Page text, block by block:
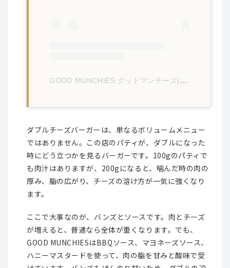
GOOD MUNCHIES グッドマンチーズ(@goodmunchies.jp)がシェアした投稿
ダブルチーズバーガーは、単なるボリュームメニュー
ではありません。この店のパティが、ダブルになった
時にどう立つかを見るバーガーです。100gのパティで
も肉汁はありますが、200gになると、噛んだ時の肉の
厚み、脂の広がり、チーズの溶け方が一気に強くなり
ます。
ここで大事なのが、バンズとソースです。肉とチーズ
が増えると、普通なら全体が重くなります。でも、
GOOD MUNCHIESはBBQソース、マヨネーズソース、
ハニーマスタードを使って、肉の脂を甘みと酸味で受